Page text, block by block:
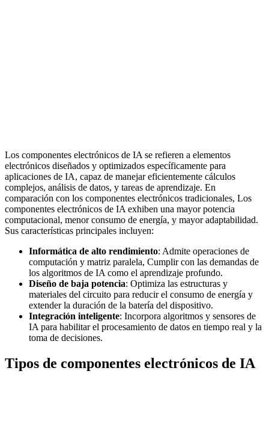
Los componentes electrónicos de IA se refieren a elementos
electrónicos diseñados y optimizados específicamente para
aplicaciones de IA, capaz de manejar eficientemente cálculos
complejos, análisis de datos, y tareas de aprendizaje. En
comparación con los componentes electrónicos tradicionales, Los
componentes electrónicos de IA exhiben una mayor potencia
computacional, menor consumo de energía, y mayor adaptabilidad.
Sus características principales incluyen:
Informática de alto rendimiento: Admite operaciones de
computación y matriz paralela, Cumplir con las demandas de
los algoritmos de IA como el aprendizaje profundo.
Diseño de baja potencia: Optimiza las estructuras y
materiales del circuito para reducir el consumo de energía y
extender la duración de la batería del dispositivo.
Integración inteligente: Incorpora algoritmos y sensores de
IA para habilitar el procesamiento de datos en tiempo real y la
toma de decisiones.
Tipos de componentes electrónicos de IA